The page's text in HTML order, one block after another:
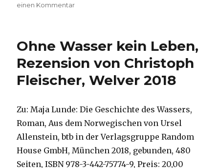
einen Kommentarzu
Symbole,
Quarch
Ohne Wasser kein Leben,
Rezension von Christoph
Fleischer, Welver 2018
Zu: Maja Lunde: Die Geschichte des Wassers,
Roman, Aus dem Norwegischen von Ursel
Allenstein, btb in der Verlagsgruppe Random
House GmbH, München 2018, gebunden, 480
Seiten, ISBN 978-3-442-75774-9, Preis: 20,00